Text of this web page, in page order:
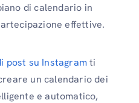
di calendario in
effettive.
post su Instagramti
un calendario dei
e automatico,